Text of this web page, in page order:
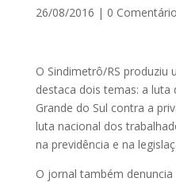
26/08/2016 | 0
O Sindimetrô/RS produziu
destaca dois temas: a
Grande do Sul contra a
luta nacional dos
na previdência e na
O jornal também